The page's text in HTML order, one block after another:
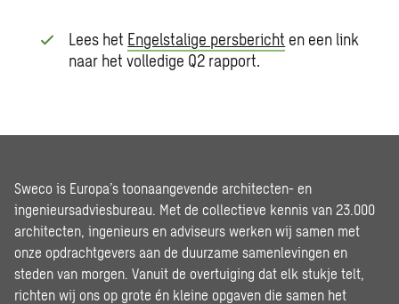
Lees het Engelstalige persbericht en een link
naar het volledige Q2 rapport.
Sweco is Europa’s toonaangevende architecten- en
ingenieursadviesbureau. Met de collectieve kennis van 23.000
architecten, ingenieurs en adviseurs werken wij samen met
onze opdrachtgevers aan de duurzame samenlevingen en
steden van morgen. Vanuit de overtuiging dat elk stukje telt,
richten wij ons op grote én kleine opgaven die samen het